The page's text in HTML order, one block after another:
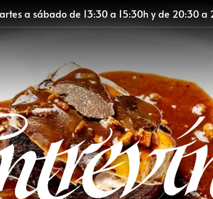
a sábado de 13:30 a 15:30h y de 20:30 a